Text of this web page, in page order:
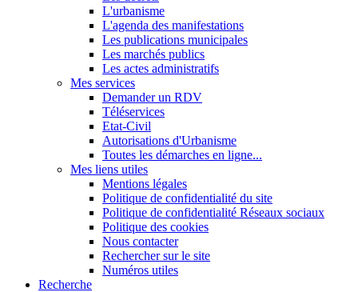
L'urbanisme
L'agenda des manifestations
Les publications municipales
Les marchés publics
Les actes administratifs
Mes services
Demander un RDV
Téléservices
Etat-Civil
Autorisations d'Urbanisme
Toutes les démarches en ligne...
Mes liens utiles
Mentions légales
Politique de confidentialité du site
Politique de confidentialité Réseaux sociaux
Politique des cookies
Nous contacter
Rechercher sur le site
Numéros utiles
Recherche